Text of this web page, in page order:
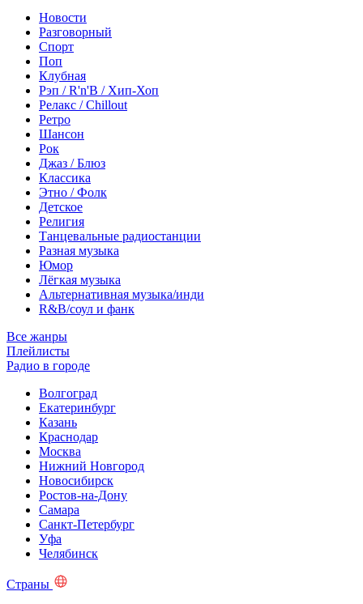
Новости
Разговорный
Спорт
Поп
Клубная
Рэп / R'n'B / Хип-Хоп
Релакс / Chillout
Ретро
Шансон
Рок
Джаз / Блюз
Классика
Этно / Фолк
Детское
Религия
Танцевальные радиостанции
Разная музыка
Юмор
Лёгкая музыка
Альтернативная музыка/инди
R&B/cоул и фанк
Все жанры
Плейлисты
Радио в городе
Волгоград
Екатеринбург
Казань
Краснодар
Москва
Нижний Новгород
Новосибирск
Ростов-на-Дону
Самара
Санкт-Петербург
Уфа
Челябинск
Страны